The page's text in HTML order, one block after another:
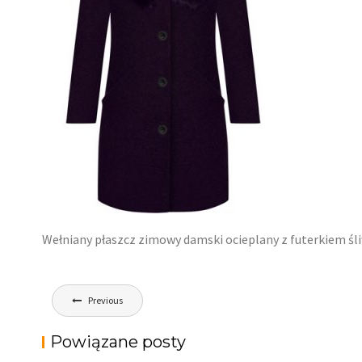
Wełniany płaszcz zimowy damski ocieplany z futerkiem
Nawigacja
wpisu
Previous
Powiązane posty